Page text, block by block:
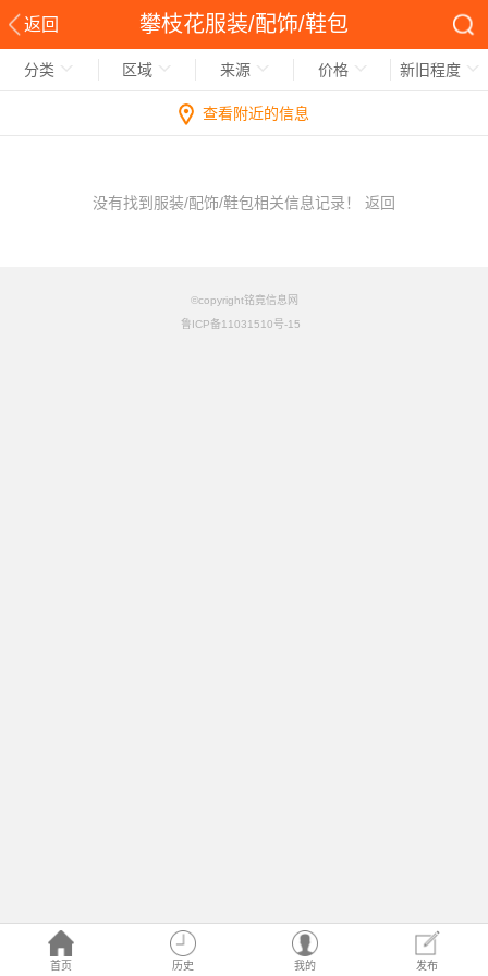
返回 攀枝花服装/配饰/鞋包
首页 历史 我的 发布
分类 区域 来源 价格 新旧程度
查看附近的信息
没有找到服装/配饰/鞋包相关信息记录！ 返回
©copyright铭竟信息网
鲁ICP备11031510号-15